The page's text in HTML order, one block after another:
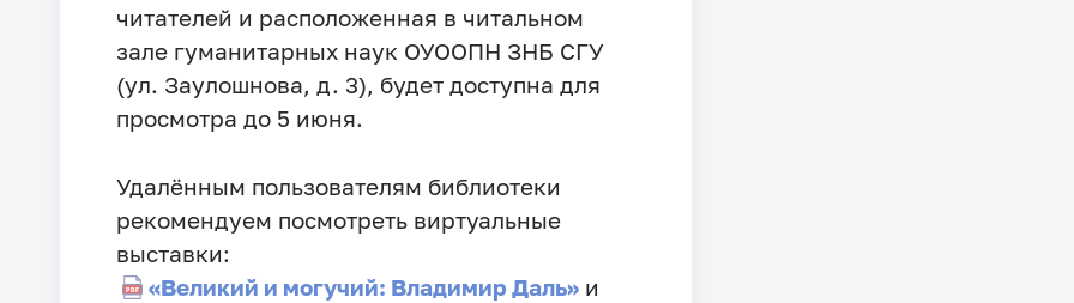
читателей и расположенная в читальном
зале гуманитарных наук ОУООПН ЗНБ СГУ
(ул. Заулошнова, д. 3), будет доступна для
просмотра до 5 июня.
Удалённым пользователям библиотеки
рекомендуем посмотреть виртуальные
выставки:
«Великий и могучий: Владимир Даль»и